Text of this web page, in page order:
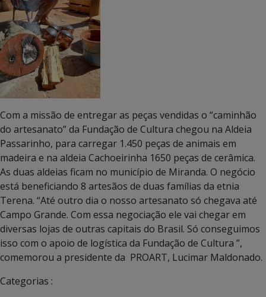
Com a missão de entregar as peças vendidas o “caminhão
do artesanato” da Fundação de Cultura chegou na Aldeia
Passarinho, para carregar 1.450 peças de animais em
madeira e na aldeia Cachoeirinha 1650 peças de cerâmica.
As duas aldeias ficam no município de Miranda. O negócio
está beneficiando 8 artesãos de duas famílias da etnia
Terena. “Até outro dia o nosso artesanato só chegava até
Campo Grande. Com essa negociação ele vai chegar em
diversas lojas de outras capitais do Brasil. Só conseguimos
isso com o apoio de logística da Fundação de Cultura ”,
comemorou a presidente da PROART, Lucimar Maldonado.
Categorias :